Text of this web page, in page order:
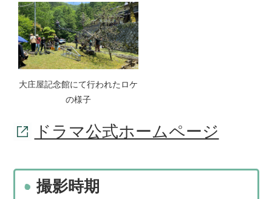
大庄屋記念館にて行われたロケ
の様子
ドラマ公式ホームページ
撮影時期